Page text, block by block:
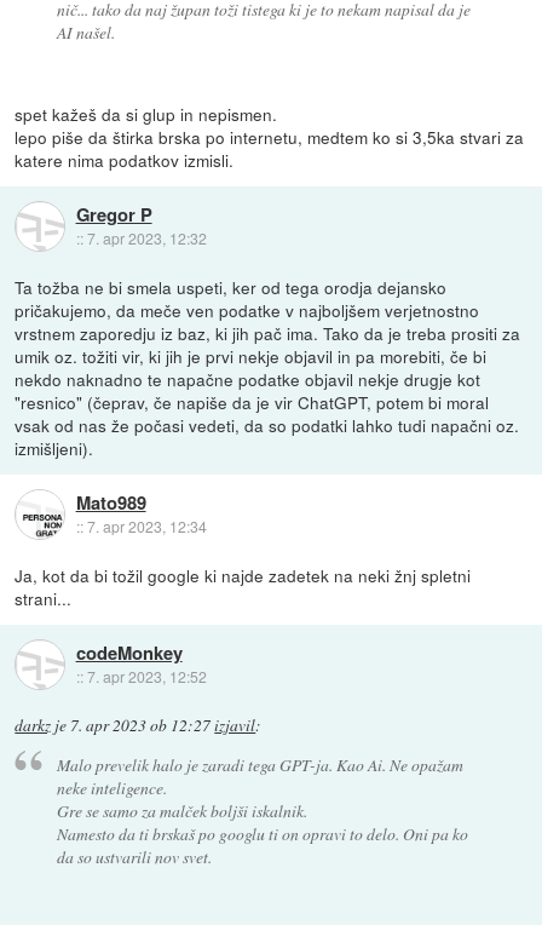
nič... tako da naj župan toži tistega ki je to nekam napisal da je
AI našel.
spet kažeš da si glup in nepismen.
lepo piše da štirka brska po internetu, medtem ko si 3,5ka stvari za
katere nima podatkov izmisli.
Gregor P
::7. apr 2023, 12:32
Ta tožba ne bi smela uspeti, ker od tega orodja dejansko
pričakujemo, da meče ven podatke v najboljšem verjetnostno
vrstnem zaporedju iz baz, ki jih pač ima. Tako da je treba prositi za
umik oz. tožiti vir, ki jih je prvi nekje objavil in pa morebiti, če bi
nekdo naknadno te napačne podatke objavil nekje drugje kot
"resnico" (čeprav, če napiše da je vir ChatGPT, potem bi moral
vsak od nas že počasi vedeti, da so podatki lahko tudi napačni oz.
izmišljeni).
Mato989
::7. apr 2023, 12:34
Ja, kot da bi tožil google ki najde zadetek na neki žnj spletni
strani...
codeMonkey
::7. apr 2023, 12:52
darkz je 7. apr 2023 ob 12:27izjavil:
Malo prevelik halo je zaradi tega GPT-ja. Kao Ai. Ne opažam
neke inteligence.
Gre se samo za malček boljši iskalnik.
Namesto da ti brskaš po googlu ti on opravi to delo. Oni pa ko
da so ustvarili nov svet.